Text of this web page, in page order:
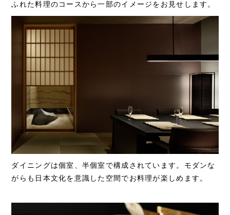
ふれた料理のコースから一部のイメージをお見せします。
ダイニングは個室、半個室で構成されています。モダンな
がらも日本文化を意識した空間でお料理が楽しめます。